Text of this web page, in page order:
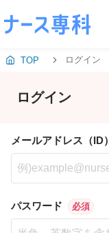
TOP ログイン
ログイン
メールアドレス（ID）
パスワード 必須